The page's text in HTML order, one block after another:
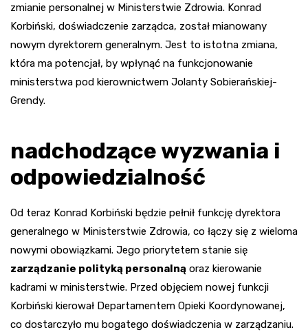
zmianie personalnej w Ministerstwie Zdrowia. Konrad
Korbiński, doświadczenie zarządca, został mianowany
nowym dyrektorem generalnym. Jest to istotna zmiana,
która ma potencjał, by wpłynąć na funkcjonowanie
ministerstwa pod kierownictwem Jolanty Sobierańskiej-
Grendy.
nadchodzące wyzwania i
odpowiedzialność
Od teraz Konrad Korbiński będzie pełnił funkcję dyrektora
generalnego w Ministerstwie Zdrowia, co łączy się z wieloma
nowymi obowiązkami. Jego priorytetem stanie się
zarządzanie polityką personalną oraz kierowanie
kadrami w ministerstwie. Przed objęciem nowej funkcji
Korbiński kierował Departamentem Opieki Koordynowanej,
co dostarczyło mu bogatego doświadczenia w zarządzaniu.